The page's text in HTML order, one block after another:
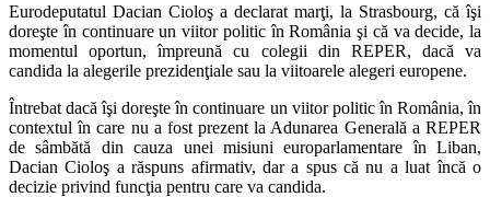
Eurodeputatul Dacian Cioloş a declarat marţi, la Strasbourg, că îşi
doreşte în continuare un viitor politic în România şi că va decide, la
momentul oportun, împreună cu colegii din REPER, dacă va
candida la alegerile prezidenţiale sau la viitoarele alegeri europene.
Întrebat dacă îşi doreşte în continuare un viitor politic în România, în
contextul în care nu a fost prezent la Adunarea Generală a REPER
de sâmbătă din cauza unei misiuni europarlamentare în Liban,
Dacian Cioloş a răspuns afirmativ, dar a spus că nu a luat încă o
decizie privind funcţia pentru care va candida.